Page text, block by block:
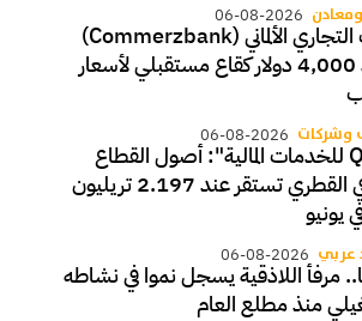
06-08-2026
البنك التجاري الألماني (Commerzbank)
يُحدد 4,000 دولار كقاع مستقبلي لأسعار
وشركات 06-08-2026
"QNB للخدمات المالية": أصول القطاع
المصرفي القطري تستقر عند 2.197 تريليون
يونيو
عربي 06-08-2026
مرفأ اللاذقية يسجل نموا في نشاطه
منذ مطلع العام